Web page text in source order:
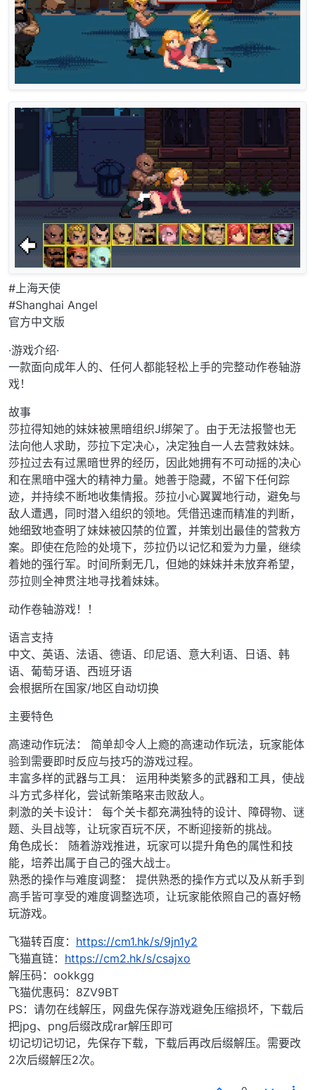
#上海天使
#Shanghai Angel
官方中文版
·游戏介绍·
一款面向成年人的、任何人都能轻松上手的完整动作卷轴游
戏！
故事
莎拉得知她的妹妹被黑暗组织J绑架了。由于无法报警也无
法向他人求助，莎拉下定决心，决定独自一人去营救妹妹。
莎拉过去有过黑暗世界的经历，因此她拥有不可动摇的决心
和在黑暗中强大的精神力量。她善于隐藏，不留下任何踪
迹，并持续不断地收集情报。莎拉小心翼翼地行动，避免与
敌人遭遇，同时潜入组织的领地。凭借迅速而精准的判断，
她细致地查明了妹妹被囚禁的位置，并策划出最佳的营救方
案。即使在危险的处境下，莎拉仍以记忆和爱为力量，继续
着她的强行军。时间所剩无几，但她的妹妹并未放弃希望，
莎拉则全神贯注地寻找着妹妹。
动作卷轴游戏！！
语言支持
中文、英语、法语、德语、印尼语、意大利语、日语、韩
语、葡萄牙语、西班牙语
会根据所在国家/地区自动切换
主要特色
高速动作玩法： 简单却令人上瘾的高速动作玩法，玩家能体
验到需要即时反应与技巧的游戏过程。
丰富多样的武器与工具： 运用种类繁多的武器和工具，使战
斗方式多样化，尝试新策略来击败敌人。
刺激的关卡设计： 每个关卡都充满独特的设计、障碍物、谜
题、头目战等，让玩家百玩不厌，不断迎接新的挑战。
角色成长： 随着游戏推进，玩家可以提升角色的属性和技
能，培养出属于自己的强大战士。
熟悉的操作与难度调整： 提供熟悉的操作方式以及从新手到
高手皆可享受的难度调整选项，让玩家能依照自己的喜好畅
玩游戏。
飞猫转百度： https://cm1.hk/s/9jn1y2
飞猫直链： https://cm2.hk/s/csajxo
解压码：ookkgg
飞猫优惠码：8ZV9BT
PS：请勿在线解压，网盘先保存游戏避免压缩损坏，下载后
把jpg、png后缀改成rar解压即可
切记切记切记，先保存下载，下载后再改后缀解压。需要改
2次后缀解压2次。